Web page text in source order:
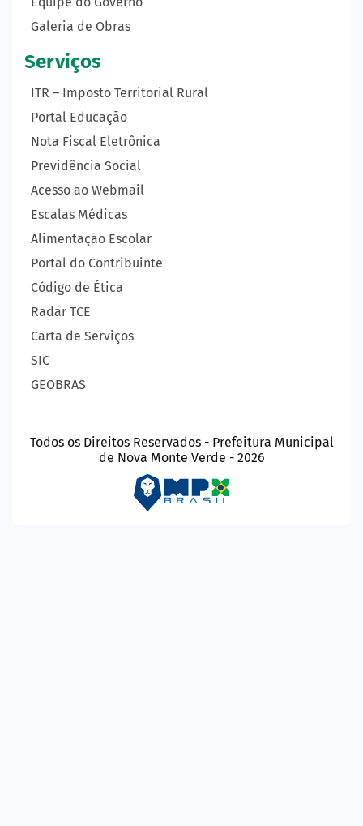
Galeria de Obras
Serviços
ITR – Imposto Territorial Rural
Portal Educação
Nota Fiscal Eletrônica
Previdência Social
Acesso ao Webmail
Escalas Médicas
Alimentação Escolar
Portal do Contribuinte
Código de Ética
Radar TCE
Carta de Serviços
SIC
GEOBRAS
Todos os Direitos Reservados - Prefeitura Municipal
de Nova Monte Verde - 2026